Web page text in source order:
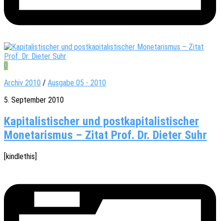
0
Archiv 2010 / Ausgabe 05 - 2010
5. September 2010
Kapitalistischer und postkapitalistischer
Monetarismus – Zitat Prof. Dr. Dieter Suhr
[kindle­this]